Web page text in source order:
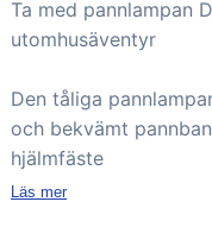
Ta med pannlampan
utomhusäventyr
Den tåliga
och bekvämt
hjälmfäste
Läs mer